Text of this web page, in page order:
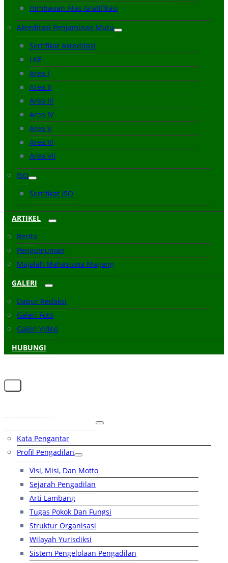
Himbauan Atas Gratifikasi
Akreditasi Penjaminan Mutu
Sertifikat Akreditasi
LKE
Area I
Area II
Area III
Area IV
Area V
Area VI
Area VII
ISO
Sertifikat ISO
ARTIKEL
Berita
Pengumuman
Majalah Mahasiswa Magang
GALERI
Dapur Redaksi
Galeri Foto
Galeri Video
HUBUNGI
Kata Pengantar
Profil Pengadilan
Visi, Misi, Dan Motto
Sejarah Pengadilan
Arti Lambang
Tugas Pokok Dan Fungsi
Struktur Organisasi
Wilayah Yurisdiksi
Sistem Pengelolaan Pengadilan